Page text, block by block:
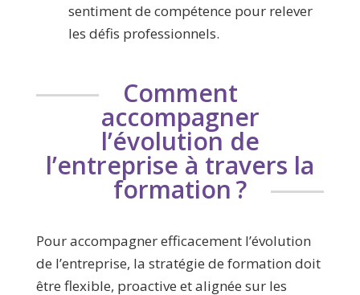
sentiment de compétence pour relever
les défis professionnels.
Comment
accompagner
l’évolution de
l’entreprise à travers la
formation ?
Pour accompagner efficacement l’évolution
de l’entreprise, la stratégie de formation doit
être flexible, proactive et alignée sur les